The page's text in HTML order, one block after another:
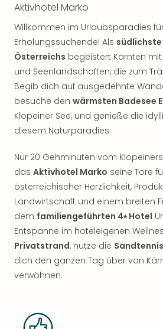
Aktivhotel Marko
Willkommen im Urlaubsparadies
Erholungssuchende! Als
Österreichs begeistert Kärnten
und Seenlandschaften, die zum
Begib dich auf ausgedehnte
besuche den wärmsten Badesee
Klopeiner See, und genieße die
diesem Naturparadies.
Nur 20 Gehminuten vom
das Aktivhotel Marko seine Tore
österreichischer Herzlichkeit,
Landwirtschaft und einem breiten
dem familiengeführten 4⭑ Hotel
Entspanne im hoteleigenen
Privatstrand, nutze die
dich den ganzen Tag über von
verwöhnen.